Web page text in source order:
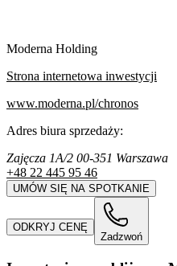
Moderna Holding
Strona internetowa inwestycji
www.moderna.pl/chronos
Adres biura sprzedaży:
Zajęcza 1A/2 00-351 Warszawa
+48 22 445 95 46
UMÓW SIĘ NA SPOTKANIE
ODKRYJ CENĘ
Zadzwoń